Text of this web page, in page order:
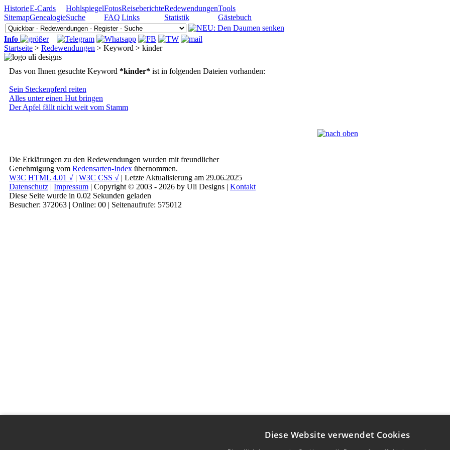
HistorieE-Cards HohlspiegelFotosReiseberichteRedewendungenTools
SitemapGenealogieSuche FAQ Links Statistik Gästebuch
Info
Startseite > Redewendungen > Keyword > kinder
Das von Ihnen gesuchte Keyword *kinder* ist in folgenden Dateien vorhanden:
Sein Steckenpferd reiten
Alles unter einen Hut bringen
Der Apfel fällt nicht weit vom Stamm
Die Erklärungen zu den Redewendungen wurden mit freundlicher
Genehmigung vom Redensarten-Index übernommen.
W3C HTML 4.01 √ | W3C CSS √ | Letzte Aktualisierung am 29.06.2025
Datenschutz | Impressum | Copyright © 2003 - 2026 by Uli Designs | Kontakt
Diese Seite wurde in 0.02 Sekunden geladen
Besucher: 372063 | Online: 00 | Seitenaufrufe: 575012
Diese Website verwendet Cookies